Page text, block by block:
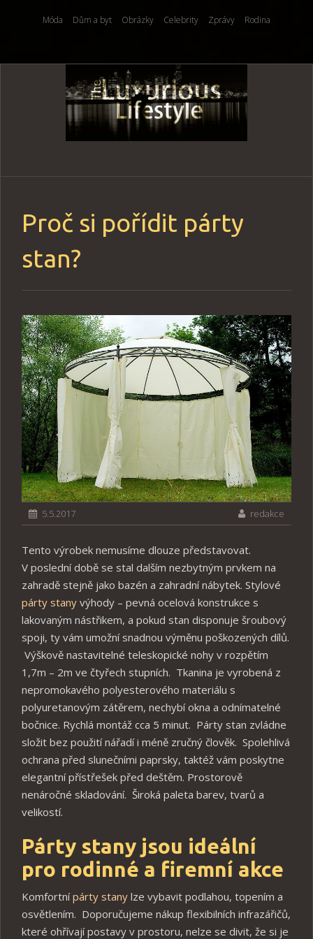
Móda Dům a byt Obrázky Celebrity Zprávy Rodina
Skip
Proč si pořídit párty
stan?
5.5.2017 redakce
Tento výrobek nemusíme dlouze představovat.
V poslední době se stal dalším nezbytným prvkem na
zahradě stejně jako bazén a zahradní nábytek. Stylové
párty stany výhody – pevná ocelová konstrukce s
lakovaným nástřikem, a pokud stan disponuje šroubový
spoji, ty vám umožní snadnou výměnu poškozených dílů.
Výškově nastavitelné teleskopické nohy v rozpětím
1,7m – 2m ve čtyřech stupních. Tkanina je vyrobená z
nepromokavého polyesterového materiálu s
polyuretanovým zátěrem, nechybí okna a odnímatelné
bočnice. Rychlá montáž cca 5 minut. Párty stan zvládne
složit bez použití nářadí i méně zručný člověk. Spolehlivá
ochrana před slunečními paprsky, taktéž vám poskytne
elegantní přístřešek před deštěm. Prostorově
nenáročné skladování. Široká paleta barev, tvarů a
velikostí.
Párty stany jsou ideální
pro rodinné a firemní akce
Komfortnípárty stany lze vybavit podlahou, topením a
osvětlením. Doporučujeme nákup flexibilních infrazářičů,
které ohřívají postavy v prostoru, nelze se divit, že si je